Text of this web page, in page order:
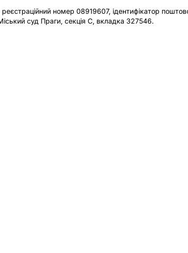
номер 08919607, ідентифікатор
суд Праги, секція C, вкладка 327546.